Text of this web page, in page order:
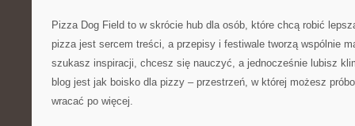
Pizza Dog Field to w skrócie hub dla osób, które chcą robić
pizza jest sercem treści, a przepisy i festiwale tworzą wspólnie
szukasz inspiracji, chcesz się nauczyć, a jednocześnie lubisz
blog jest jak boisko dla pizzy – przestrzeń, w której możesz
wracać po więcej.